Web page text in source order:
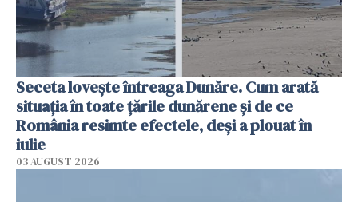
Seceta lovește întreaga Dunăre. Cum arată
situația în toate țările dunărene și de ce
România resimte efectele, deși a plouat în
iulie
03 AUGUST 2026